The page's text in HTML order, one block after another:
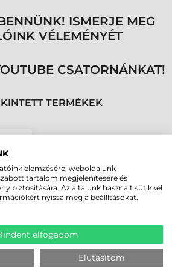
ISMERJE MEG
VÉLEMÉNYÉT
CSATORNÁNKAT!
TERMÉKEK
elemzésére, weboldalunk
tartalom megjelenítésére és
biztosítására. Az általunk használt sütikkel
nyissa meg a beállításokat.
elfogadom
Elutasítom